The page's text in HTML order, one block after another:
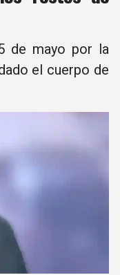
de mayo por la
el cuerpo de